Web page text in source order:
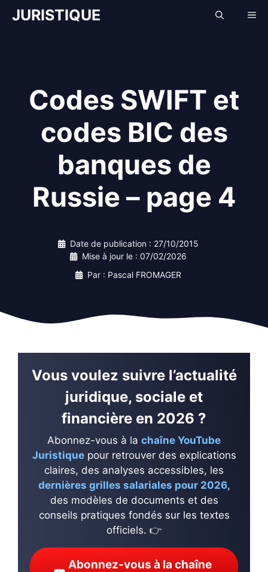
AllerJURISTIQUE
Codes SWIFT et
codes BIC des
banques de
Russie – page 4
Date de publication : 27/10/2015
Mise à jour le : 07/02/2026
Par : Pascal FROMAGER
Vous voulez suivre l’actualité
juridique, sociale et
financière en 2026 ?
Abonnez-vous à la chaîne YouTube
Juristiquepour retrouver des explications
claires, des analyses accessibles, les
dernières grilles salariales pour 2026,
des modèles de documents et des
conseils pratiques fondés sur les textes
officiels. 👉
Abonnez-vous à la chaîne